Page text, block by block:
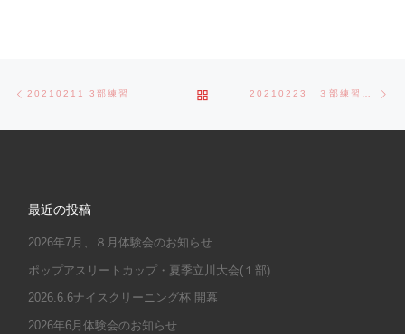
Post navigation
20210211 3部練習 BACK TO POST LIST 20210223 ３部練習試合
最近の投稿
2026年7月、８月体験会のお知らせ
ポップアスリートカップ・夏季立川大会(１部)
2026.6.6ナイスクリーニング杯 開幕
2026年6月体験会のお知らせ